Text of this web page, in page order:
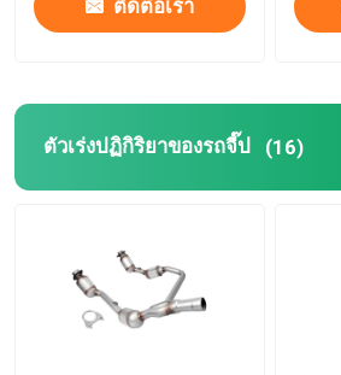
แปลงนิสสัน
ตัวเร่งปฏิกิริยาของรถจี๊ป
แปลงตัวเร่งปฏิกิริยา
ติดต่อเรา
ตัวเร่งปฏิกิริยาของรถจี๊ป (16)